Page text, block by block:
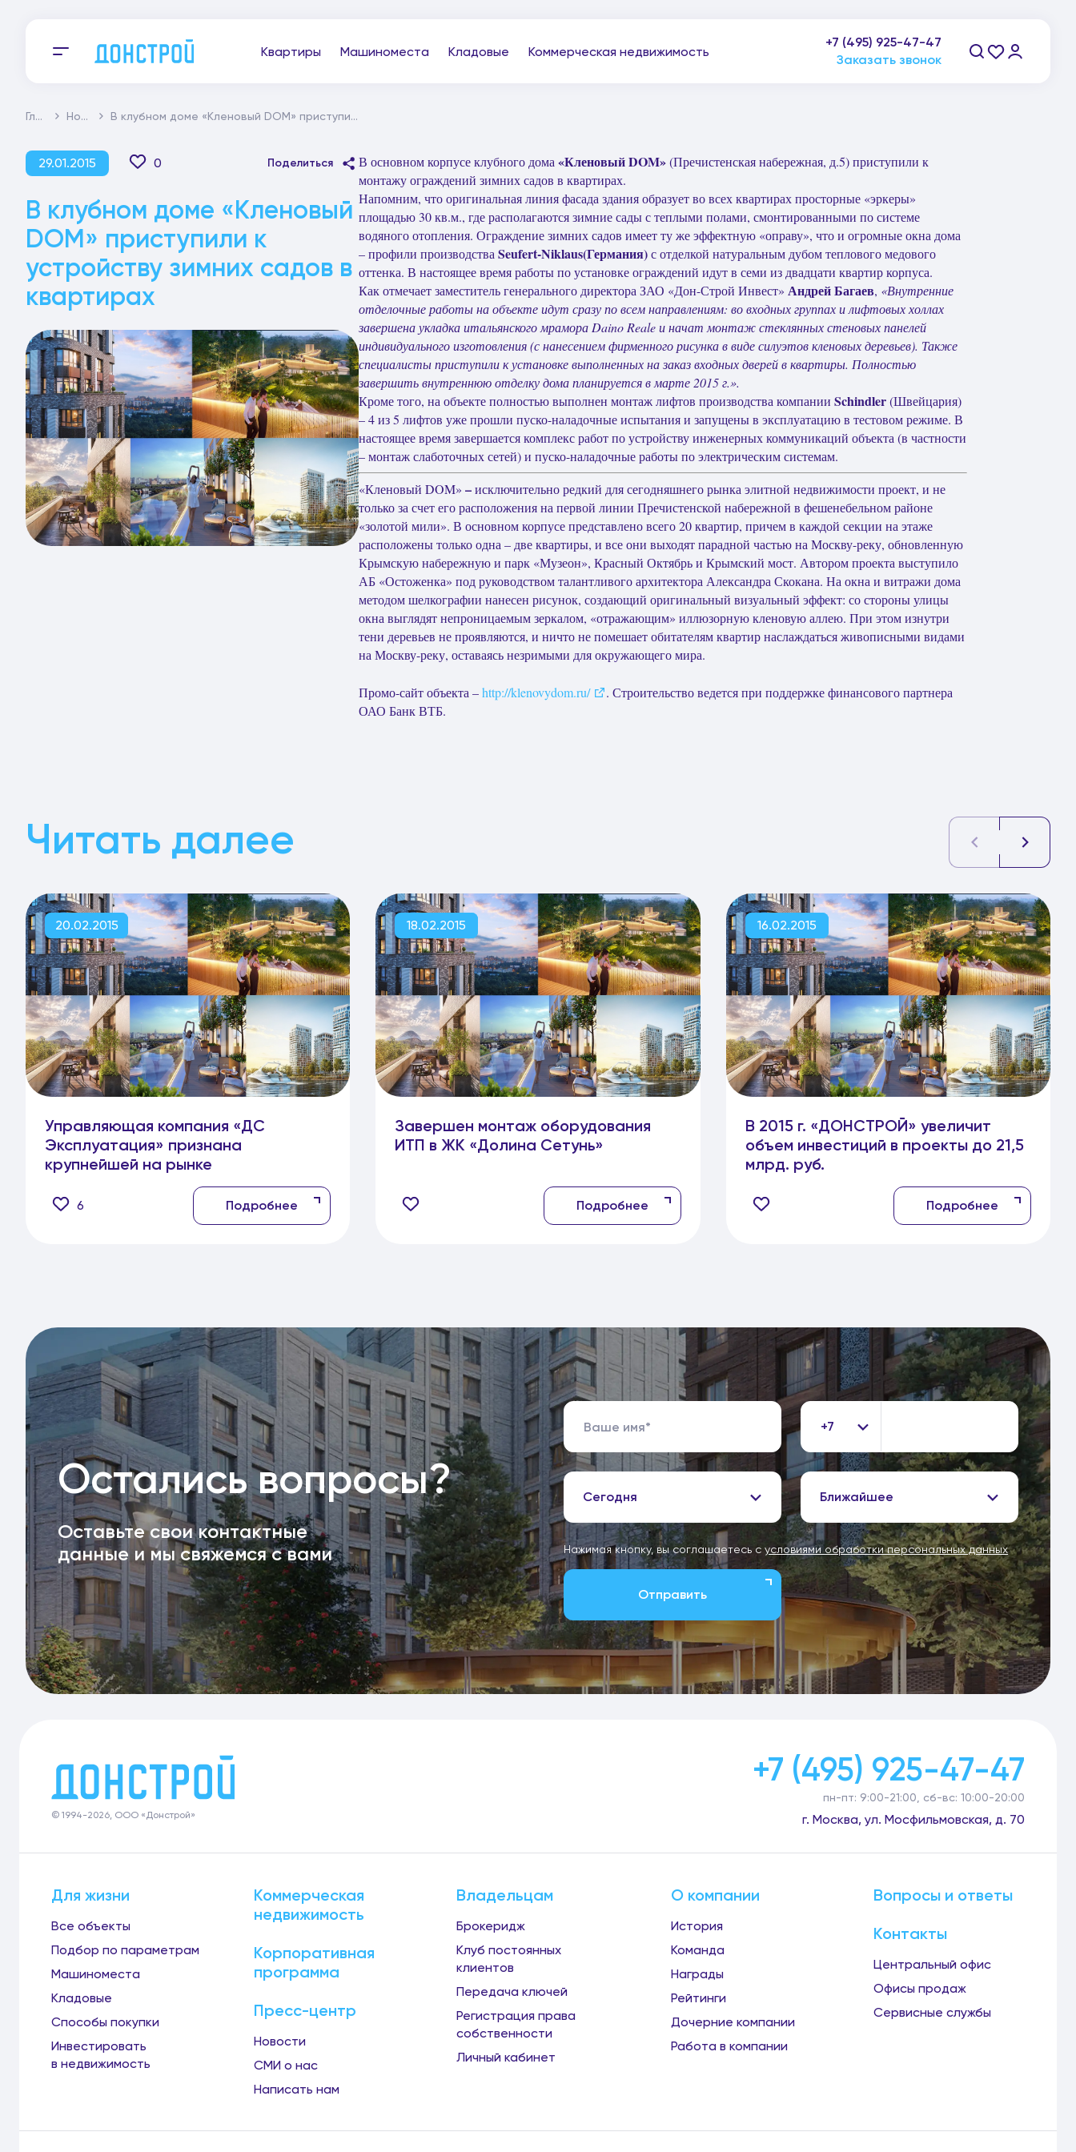
Квартиры Машиноместа Кладовые Коммерческая недвижимость
+7 (495) 925-47-47
пн-пт: 9:00-21:00, сб-вс: 10:00-20:00
Заказать звонок
Главная Новости В клубном доме «Кленовый DOM» приступили к устройству зимних садов в квартирах
29.01.2015 0 Поделиться
В клубном доме «Кленовый
DOM» приступили к
устройству зимних садов в
квартирах
В основном корпусе клубного дома «Кленовый DOM»(Пречистенская набережная, д.5) приступили к
монтажу ограждений зимних садов в квартирах.
Напомним, что оригинальная линия фасада здания образует во всех квартирах просторные «эркеры»
площадью 30 кв.м., где располагаются зимние сады с теплыми полами, смонтированными по системе
водяного отопления. Ограждение зимних садов имеет ту же эффектную «оправу», что и огромные окна дома
– профили производства Seufert-Niklaus(Германия)с отделкой натуральным дубом теплового медового
оттенка. В настоящее время работы по установке ограждений идут в семи из двадцати квартир корпуса.
Как отмечает заместитель генерального директора ЗАО «Дон-Строй Инвест» Андрей Багаев, «Внутренние
отделочные работы на объекте идут сразу по всем направлениям: во входных группах и лифтовых холлах
завершена укладка итальянского мрамора Daino Reale и начат монтаж стеклянных стеновых панелей
индивидуального изготовления (с нанесением фирменного рисунка в виде силуэтов кленовых деревьев). Также
специалисты приступили к установке выполненных на заказ входных дверей в квартиры. Полностью
завершить внутреннюю отделку дома планируется в марте 2015 г.».
Кроме того, на объекте полностью выполнен монтаж лифтов производства компании Schindler(Швейцария)
– 4 из 5 лифтов уже прошли пуско-наладочные испытания и запущены в эксплуатацию в тестовом режиме. В
настоящее время завершается комплекс работ по устройству инженерных коммуникаций объекта (в частности
– монтаж слаботочных сетей) и пуско-наладочные работы по электрическим системам.
«Кленовый DOM» –исключительно редкий для сегодняшнего рынка элитной недвижимости проект, и не
только за счет его расположения на первой линии Пречистенской набережной в фешенебельном районе
«золотой мили». В основном корпусе представлено всего 20 квартир, причем в каждой секции на этаже
расположены только одна – две квартиры, и все они выходят парадной частью на Москву-реку, обновленную
Крымскую набережную и парк «Музеон», Красный Октябрь и Крымский мост. Автором проекта выступило
АБ «Остоженка» под руководством талантливого архитектора Александра Скокана. На окна и витражи дома
методом шелкографии нанесен рисунок, создающий оригинальный визуальный эффект: со стороны улицы
окна выглядят непроницаемым зеркалом, «отражающим» иллюзорную кленовую аллею. При этом изнутри
тени деревьев не проявляются, и ничто не помешает обитателям квартир наслаждаться живописными видами
на Москву-реку, оставаясь незримыми для окружающего мира.
Промо-сайт объекта –http://klenovydom.ru/
. Строительство ведется при поддержке финансового партнера
ОАО Банк ВТБ.
Читать далее
20.02.2015
Управляющая компания «ДС
Эксплуатация» признана
крупнейшей на рынке
6 Подробнее
18.02.2015
Завершен монтаж оборудования
ИТП в ЖК «Долина Сетунь»
Подробнее
16.02.2015
В 2015 г. «ДОНСТРОЙ» увеличит
объем инвестиций в проекты до 21,5
млрд. руб.
Подробнее
Остались вопросы?
Оставьте свои контактные
данные и мы свяжемся с вами
+7
Сегодня Ближайшее
Нажимая кнопку, вы соглашаетесь с условиями обработки персональных данных
Отправить
© 1994-2026, ООО «Донстрой»
+7 (495) 925-47-47
пн-пт: 9:00-21:00, сб-вс: 10:00-20:00
г. Москва, ул. Мосфильмовская, д. 70
Для жизни
Все объекты
Подбор по параметрам
Машиноместа
Кладовые
Способы покупки
Инвестировать
в недвижимость
Коммерческая
недвижимость
Корпоративная
программа
Пресс-центр
Новости
СМИ о нас
Написать нам
Владельцам
Брокеридж
Клуб постоянных
клиентов
Передача ключей
Регистрация права
собственности
Личный кабинет
О компании
История
Команда
Награды
Рейтинги
Дочерние компании
Работа в компании
Вопросы и ответы
Контакты
Центральный офис
Офисы продаж
Сервисные службы